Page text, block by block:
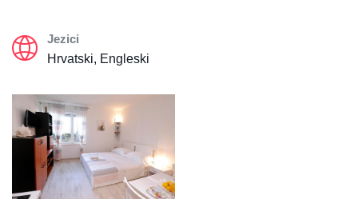
Jezici
Hrvatski, Engleski